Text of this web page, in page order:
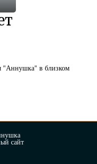
"Аннушка" в близком
сайт